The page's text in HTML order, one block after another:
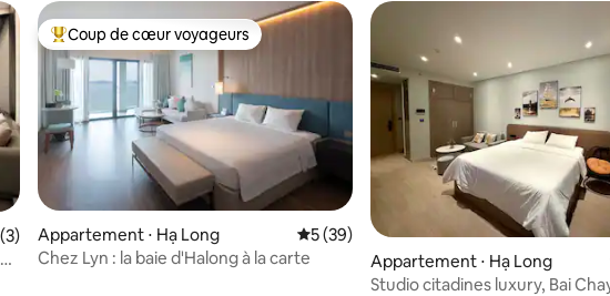
moyenne sur la base de 3 commentaires : 5 sur 5
Coups de cœur voyageurs les plus appréciés
Coup de cœur voyageurs
Appartement ⋅ Hạ Long Évaluation moyenne sur la base de 39
5 (39)
Chez Lyn : la baie d'Halong à la carte
Appartement ⋅ Hạ Long
Studio citadines luxury, Bai